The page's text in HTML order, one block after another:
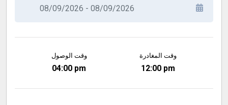
وقت الوصول
04:00 pm
وقت المغادرة
12:00 pm